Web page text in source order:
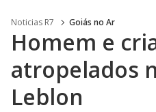
Noticias R7 Goiás no Ar
Homem e
atropelados
Leblon